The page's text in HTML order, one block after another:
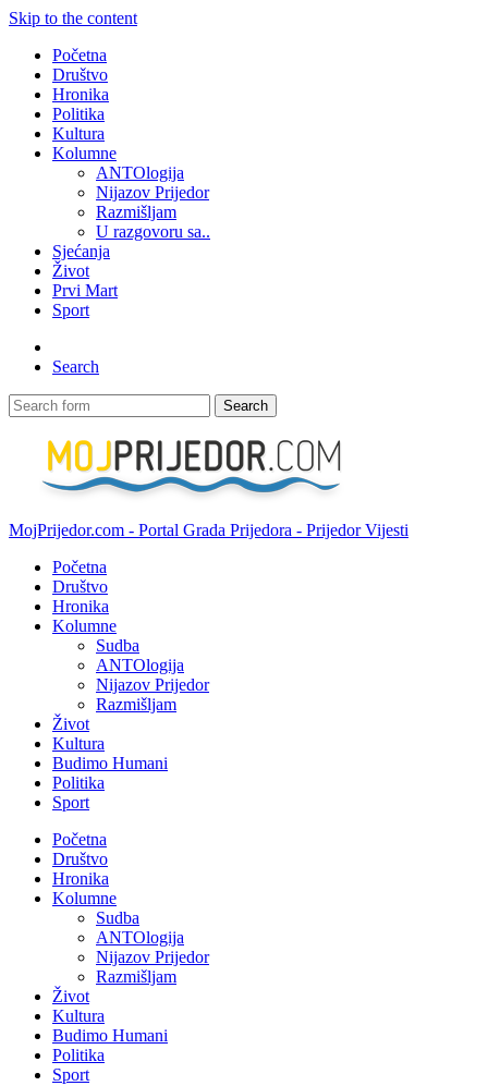
Skip to the content
Početna
Društvo
Hronika
Politika
Kultura
Kolumne
ANTOlogija
Nijazov Prijedor
Razmišljam
U razgovoru sa..
Sjećanja
Život
Prvi Mart
Sport
Search
Search
MojPrijedor.com - Portal Grada Prijedora - Prijedor Vijesti
Početna
Društvo
Hronika
Kolumne
Sudba
ANTOlogija
Nijazov Prijedor
Razmišljam
Život
Kultura
Budimo Humani
Politika
Sport
Početna
Društvo
Hronika
Kolumne
Sudba
ANTOlogija
Nijazov Prijedor
Razmišljam
Život
Kultura
Budimo Humani
Politika
Sport